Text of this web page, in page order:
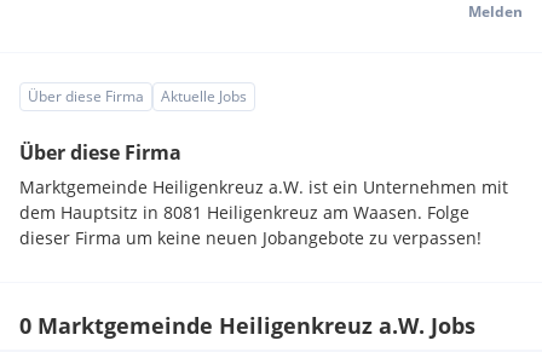
Melden
Über diese Firma Aktuelle Jobs
Über diese Firma
Marktgemeinde Heiligenkreuz a.W. ist ein Unternehmen mit
dem Hauptsitz in 8081 Heiligenkreuz am Waasen. Folge
dieser Firma um keine neuen Jobangebote zu verpassen!
0 Marktgemeinde Heiligenkreuz a.W. Jobs